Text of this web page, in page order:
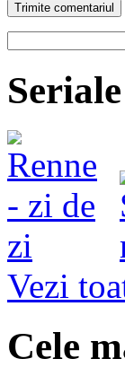
Trimite comentariul
Seriale
Vezi
Cele